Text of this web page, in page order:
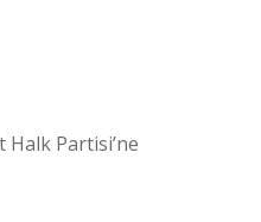
Halk Partisi’ne